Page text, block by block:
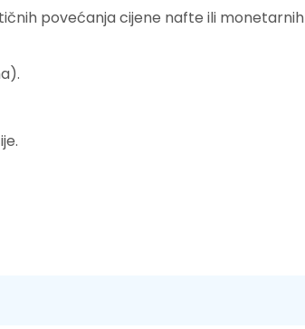
povećanja cijene nafte ili monetarnih